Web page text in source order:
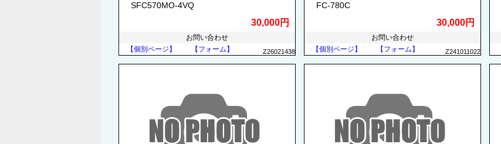
SFC570MO-4VQ
30,000円
お問い合わせ
【個別ページ】
【フォーム】 Z26021438
FC-780C
30,000円
お問い合わせ
【個別ページ】
【フォーム】 Z241011022